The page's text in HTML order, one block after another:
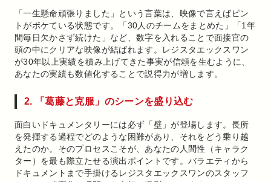
「一生懸命頑張りました」という言葉は、映像で言えばピン
トがボケている状態です。「30人のチームをまとめた」「1年
間毎日欠かさず続けた」など、数字を入れることで面接官の
頭の中にクリアな映像が結ばれます。レジスタエックスワン
が30年以上実績を積み上げてきた事実が信頼を生むように、
あなたの実績も数値化することで説得力が増します。
2. 「葛藤と克服」のシーンを盛り込む
面白いドキュメンタリーには必ず「壁」が登場します。長所
を発揮する過程でどのような困難があり、それをどう乗り越
えたのか。そのプロセスこそが、あなたの人間性（キャラク
ター）を最も際立たせる演出ポイントです。バラエティから
ドキュメントまで手掛けるレジスタエックスワンのスタッフ